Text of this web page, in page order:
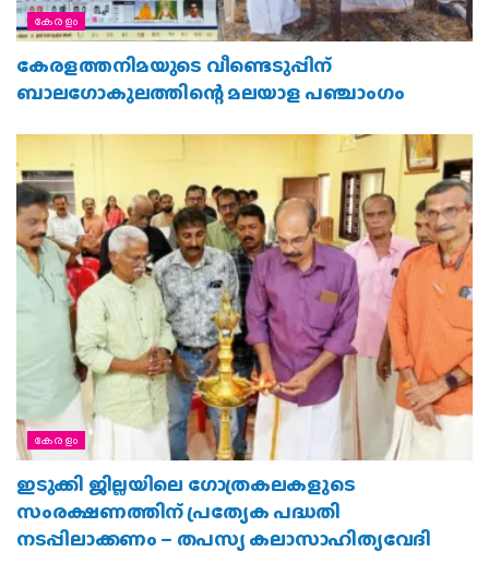
കേരളം
കേരളത്തനിമയുടെ വീണ്ടെടുപ്പിന്
ബാലഗോകുലത്തിന്റെ മലയാള പഞ്ചാംഗം
ഇടുക്കി ജില്ലയിലെ ഗോത്രകലകളുടെ
സംരക്ഷണത്തിന് പ്രത്യേക പദ്ധതി
നടപ്പിലാക്കണം – തപസ്യ കലാസാഹിത്യവേദി